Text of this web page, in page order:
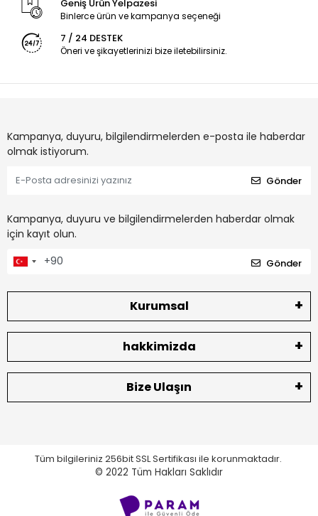
Geniş Ürün Yelpazesi
Binlerce ürün ve kampanya seçeneği
7 / 24 DESTEK
Öneri ve şikayetlerinizi bize iletebilirsiniz.
Kampanya, duyuru, bilgilendirmelerden e-posta ile haberdar
olmak istiyorum.
Gönder
Kampanya, duyuru ve bilgilendirmelerden haberdar olmak
için kayıt olun.
Gönder
Kurumsal
hakkimizda
Bize Ulaşın
Tüm bilgileriniz 256bit SSL Sertifikası ile korunmaktadır.
© 2022 Tüm Hakları Saklıdır